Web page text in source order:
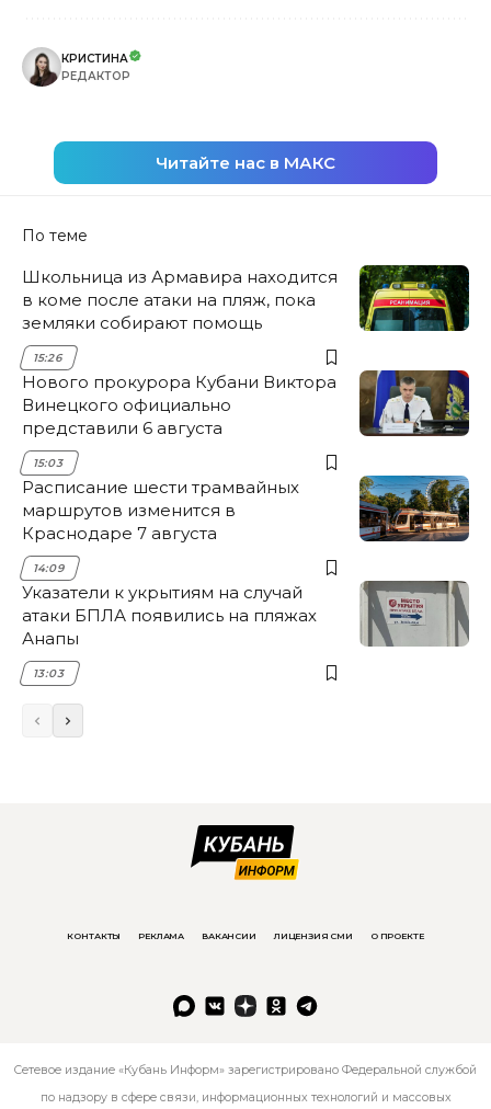
КРИСТИНА
РЕДАКТОР
Читайте нас в МАКС
По теме
Школьница из Армавира находится
в коме после атаки на пляж, пока
земляки собирают помощь
15:26
Нового прокурора Кубани Виктора
Винецкого официально
представили 6 августа
15:03
Расписание шести трамвайных
маршрутов изменится в
Краснодаре 7 августа
14:09
Указатели к укрытиям на случай
атаки БПЛА появились на пляжах
Анапы
13:03
КОНТАКТЫ РЕКЛАМА ВАКАНСИИ ЛИЦЕНЗИЯ СМИ О ПРОЕКТЕ
Сетевое издание «Кубань Информ» зарегистрировано Федеральной службой
по надзору в сфере связи, информационных технологий и массовых